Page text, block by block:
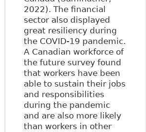
2022). The financial
sector also displayed
great resiliency during
the COVID-19 pandemic.
A Canadian workforce of
the future survey found
that workers have been
able to sustain their jobs
and responsibilities
during the pandemic
and are also more likely
than workers in other